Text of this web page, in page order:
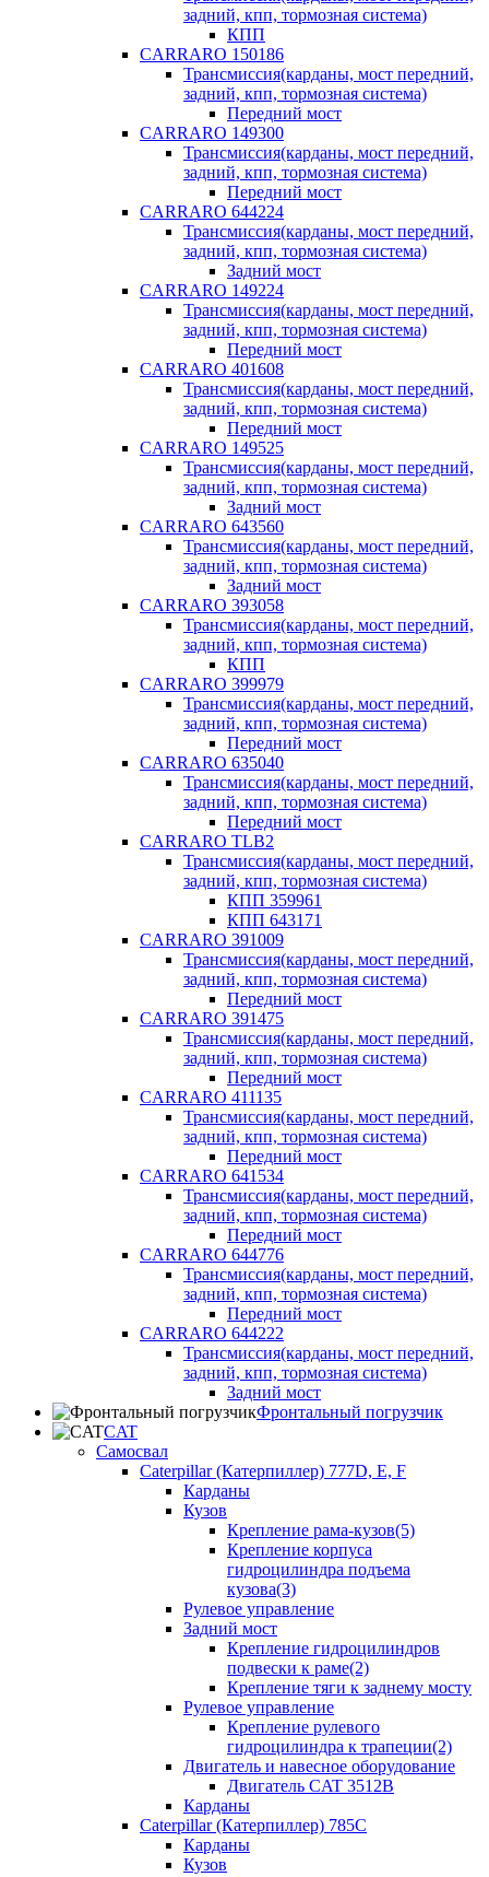
задний, кпп, тормозная система)
КПП
CARRARO 150186
Трансмиссия(карданы, мост передний,
задний, кпп, тормозная система)
Передний мост
CARRARO 149300
Трансмиссия(карданы, мост передний,
задний, кпп, тормозная система)
Передний мост
CARRARO 644224
Трансмиссия(карданы, мост передний,
задний, кпп, тормозная система)
Задний мост
CARRARO 149224
Трансмиссия(карданы, мост передний,
задний, кпп, тормозная система)
Передний мост
CARRARO 401608
Трансмиссия(карданы, мост передний,
задний, кпп, тормозная система)
Передний мост
CARRARO 149525
Трансмиссия(карданы, мост передний,
задний, кпп, тормозная система)
Задний мост
CARRARO 643560
Трансмиссия(карданы, мост передний,
задний, кпп, тормозная система)
Задний мост
CARRARO 393058
Трансмиссия(карданы, мост передний,
задний, кпп, тормозная система)
КПП
CARRARO 399979
Трансмиссия(карданы, мост передний,
задний, кпп, тормозная система)
Передний мост
CARRARO 635040
Трансмиссия(карданы, мост передний,
задний, кпп, тормозная система)
Передний мост
CARRARO TLB2
Трансмиссия(карданы, мост передний,
задний, кпп, тормозная система)
КПП 359961
КПП 643171
CARRARO 391009
Трансмиссия(карданы, мост передний,
задний, кпп, тормозная система)
Передний мост
CARRARO 391475
Трансмиссия(карданы, мост передний,
задний, кпп, тормозная система)
Передний мост
CARRARO 411135
Трансмиссия(карданы, мост передний,
задний, кпп, тормозная система)
Передний мост
CARRARO 641534
Трансмиссия(карданы, мост передний,
задний, кпп, тормозная система)
Передний мост
CARRARO 644776
Трансмиссия(карданы, мост передний,
задний, кпп, тормозная система)
Передний мост
CARRARO 644222
Трансмиссия(карданы, мост передний,
задний, кпп, тормозная система)
Задний мост
Фронтальный погрузчик
CAT
Самосвал
Caterpillar (Катерпиллер) 777D, E, F
Карданы
Кузов
Крепление рама-кузов(5)
Крепление корпуса
гидроцилиндра подъема
кузова(3)
Рулевое управление
Задний мост
Крепление гидроцилиндров
подвески к раме(2)
Крепление тяги к заднему мосту
Рулевое управление
Крепление рулевого
гидроцилиндра к трапеции(2)
Двигатель и навесное оборудование
Двигатель CAT 3512B
Карданы
Caterpillar (Катерпиллер) 785C
Карданы
Кузов